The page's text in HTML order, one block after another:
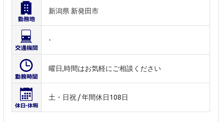
新潟県 新発田市
-
曜日,時間はお気軽にご相談ください
土・日祝 / 年間休日108日